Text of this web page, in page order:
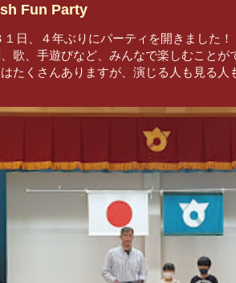
Fun Party
１日、４年ぶりにパーティを開きました
歌、手遊びなど、みんなで楽しむこと
たくさんありますが、演じる人も見る